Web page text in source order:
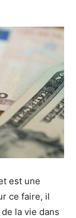
est une
ce faire, il
la vie dans